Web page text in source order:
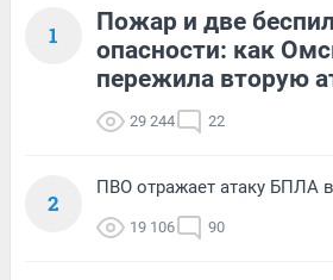
1
Пожар и две
опасности: как
пережила вторую
29 244 22
2
ПВО отражает атаку БПЛА
19 106 90